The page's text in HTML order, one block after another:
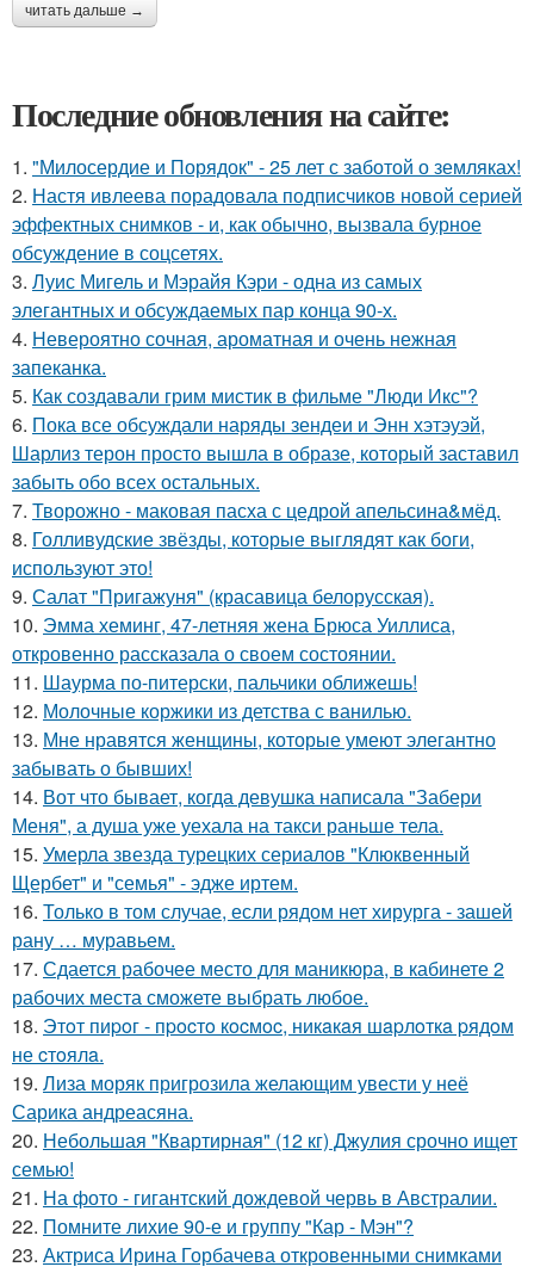
читать дальше →
Последние обновления на сайте:
1. "Милосердие и Порядок" - 25 лет с заботой о земляках!
2. Настя ивлеева порадовала подписчиков новой серией
эффектных снимков - и, как обычно, вызвала бурное
обсуждение в соцсетях.
3. Луис Мигель и Мэрайя Кэри - одна из самых
элегантных и обсуждаемых пар конца 90-х.
4. Невероятно сочная, ароматная и очень нежная
запеканка.
5. Как создавали грим мистик в фильме "Люди Икс"?
6. Пока все обсуждали наряды зендеи и Энн хэтэуэй,
Шарлиз терон просто вышла в образе, который заставил
забыть обо всех остальных.
7. Творожно - маковая пасха с цедрой апельсина&мёд.
8. Голливудские звёзды, которые выглядят как боги,
используют это!
9. Салат "Пригажуня" (красавица белорусская).
10. Эмма хеминг, 47-летняя жена Брюса Уиллиса,
откровенно рассказала о своем состоянии.
11. Шаурма по-питерски, пальчики оближешь!
12. Молочные коржики из детства с ванилью.
13. Мне нравятся женщины, которые умеют элегантно
забывать о бывших!
14. Вот что бывает, когда девушка написала "Забери
Меня", а душа уже уехала на такси раньше тела.
15. Умерла звезда турецких сериалов "Клюквенный
Щербет" и "семья" - эдже иртем.
16. Только в том случае, если рядом нет хирурга - зашей
рану … муравьем.
17. Сдается рабочее место для маникюра, в кабинете 2
рабочих места сможете выбрать любое.
18. Этoт пиpoг - пpocтo кocмoc, никaкaя шapлoткa pядoм
не cтoялa.
19. Лиза моряк пригрозила желающим увести у неё
Сарика андреасяна.
20. Небольшая "Квартирная" (12 кг) Джулия срочно ищет
семью!
21. На фото - гигантский дождевой червь в Австралии.
22. Помните лихие 90-е и группу "Кар - Мэн"?
23. Актриса Ирина Горбачева откровенными снимками